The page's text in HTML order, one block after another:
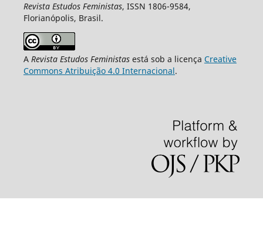
Revista Estudos Feministas, ISSN 1806-9584,
Florianópolis, Brasil.
A Revista Estudos Feministasestá sob a licença Creative
Commons Atribuição 4.0 Internacional.